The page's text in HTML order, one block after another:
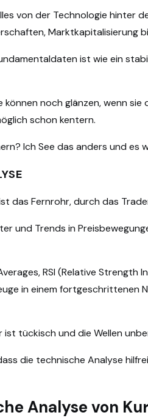
von der Technologie hinter
Marktkapitalisierung
ist wie ein
noch glänzen, wenn
schon kentern.
Ich See das anders und es
das Fernrohr, durch das
und Trends in
RSI (Relative Strength
in einem fortgeschrittenen
ist tückisch und die Wellen
die technische Analyse
Analyse von